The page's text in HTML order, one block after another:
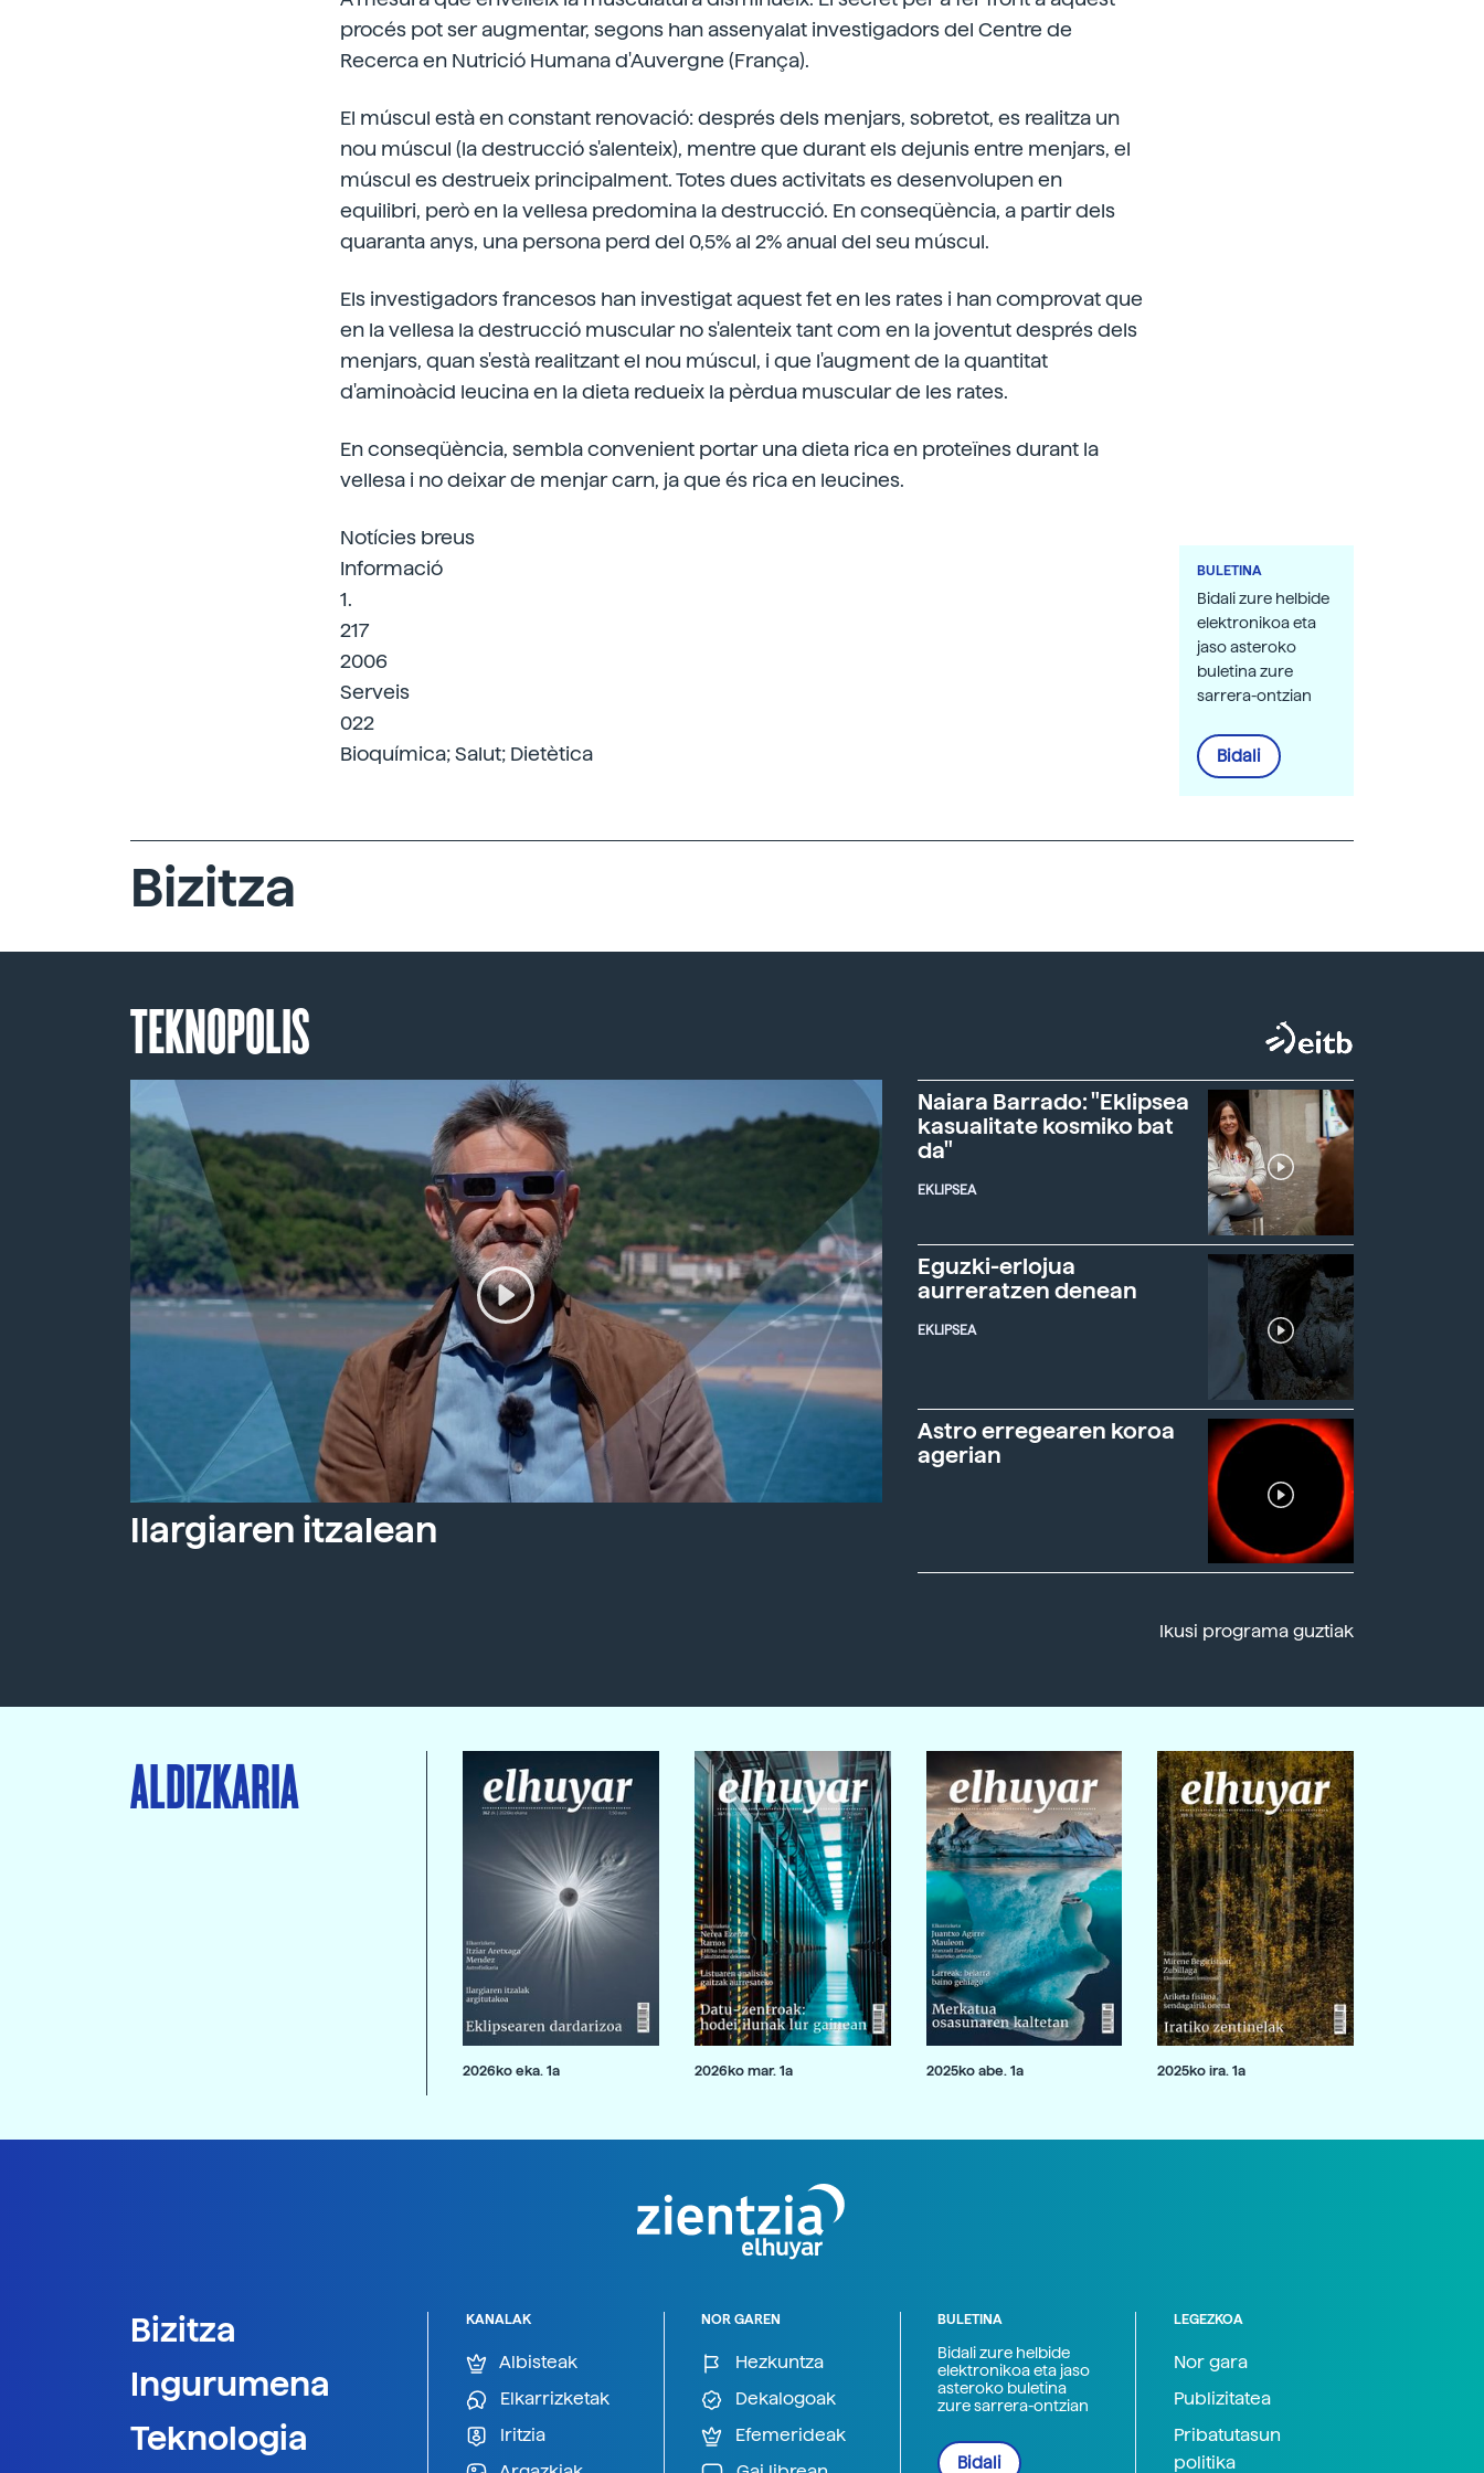
procés pot ser augmentar, segons han assenyalat investigadors del Centre de
Recerca en Nutrició Humana d'Auvergne (França).
El múscul està en constant renovació: després dels menjars, sobretot, es realitza un
nou múscul (la destrucció s'alenteix), mentre que durant els dejunis entre menjars, el
múscul es destrueix principalment. Totes dues activitats es desenvolupen en
equilibri, però en la vellesa predomina la destrucció. En conseqüència, a partir dels
quaranta anys, una persona perd del 0,5% al 2% anual del seu múscul.
Els investigadors francesos han investigat aquest fet en les rates i han comprovat que
en la vellesa la destrucció muscular no s'alenteix tant com en la joventut després dels
menjars, quan s'està realitzant el nou múscul, i que l'augment de la quantitat
d'aminoàcid leucina en la dieta redueix la pèrdua muscular de les rates.
En conseqüència, sembla convenient portar una dieta rica en proteïnes durant la
vellesa i no deixar de menjar carn, ja que és rica en leucines.
Notícies breus
Informació
1.
217
2006
Serveis
022
Bioquímica; Salut; Dietètica
BULETINA
Bidali zure helbide
elektronikoa eta
jaso asteroko
buletina zure
sarrera-ontzian
Bidali
Bizitza
TEKNOPOLIS
Ilargiaren itzalean
Naiara Barrado: "Eklipsea
kasualitate kosmiko bat
da"
EKLIPSEA
Eguzki-erlojua
aurreratzen denean
EKLIPSEA
Astro erregearen koroa
agerian
Ikusi programa guztiak
ALDIZKARIA
2026ko eka. 1a 2026ko mar. 1a 2025ko abe. 1a 2025ko ira. 1a
Bizitza
Ingurumena
Teknologia
KANALAK
Albisteak
Elkarrizketak
Iritzia
NOR GAREN
Hezkuntza
Dekalogoak
Efemerideak
BULETINA
Bidali zure helbide
elektronikoa eta jaso
asteroko buletina
zure sarrera-ontzian
Bidali
LEGEZKOA
Nor gara
Publizitatea
Pribatutasun
politika